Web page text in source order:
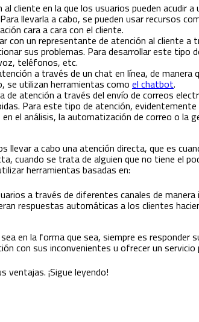
cliente en la que los usuarios pueden acudir
llevarla a cabo, se pueden usar recursos
cara a cara con el cliente.
con un representante de atención al cliente a
sus problemas. Para desarrollar este
teléfonos, etc.
a través de un chat en línea, de manera
se utilizan herramientas como el chatbot.
de atención a través del envío de correos
Para este tipo de atención,
el análisis, la automatización de correo o la
llevar a cabo una atención directa, que es
cuando se trata de alguien que no tiene el
herramientas basadas en:
a través de diferentes canales de manera
respuestas automáticas a los clientes
en la forma que sea, siempre es responder
con sus inconvenientes u ofrecer un
ventajas. ¡Sigue leyendo!